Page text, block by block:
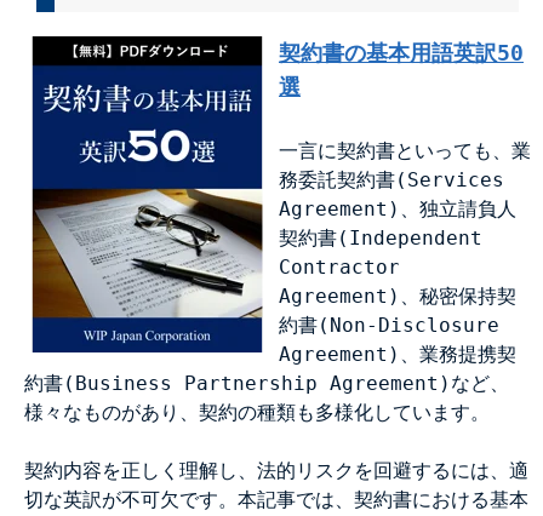
契約書の基本用語英訳50
選
一言に契約書といっても、業
務委託契約書(Services
Agreement)、独立請負人
契約書(Independent
Contractor
Agreement)、秘密保持契
約書(Non-Disclosure
Agreement)、業務提携契
約書(Business Partnership Agreement)など、
様々なものがあり、契約の種類も多様化しています。
契約内容を正しく理解し、法的リスクを回避するには、適
切な英訳が不可欠です。本記事では、契約書における基本